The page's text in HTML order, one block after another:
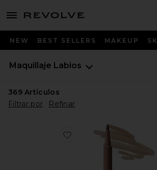
menu - shows more content
NEW BEST SELLERS MAKEUP
Maquillaje Labios
369Artículos
Filtrar por
Refinar
Favorite PINTALABIOS